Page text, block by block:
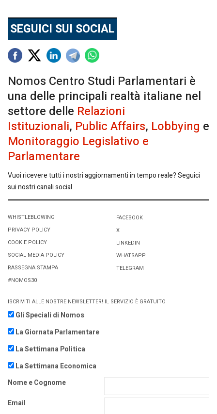
SEGUICI SUI SOCIAL
Nomos Centro Studi Parlamentari è
una delle principali realtà italiane nel
settore delle Relazioni
Istituzionali, Public Affairs, Lobbying e
Monitoraggio Legislativo e
Parlamentare
Vuoi ricevere tutti i nostri aggiornamenti in tempo reale? Seguici
sui nostri canali social
WHISTLEBLOWING
PRIVACY POLICY
COOKIE POLICY
SOCIAL MEDIA POLICY
RASSEGNA STAMPA
#NOMOS30
FACEBOOK
X
LINKEDIN
WHATSAPP
TELEGRAM
ISCRIVITI ALLE NOSTRE NEWSLETTER! IL SERVIZIO È GRATUITO
Gli Speciali di Nomos
La Giornata Parlamentare
La Settimana Politica
La Settimana Economica
Nome e Cognome
Email